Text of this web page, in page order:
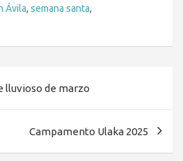
Ávila, semana santa,
lluvioso de marzo
Campamento Ulaka 2025